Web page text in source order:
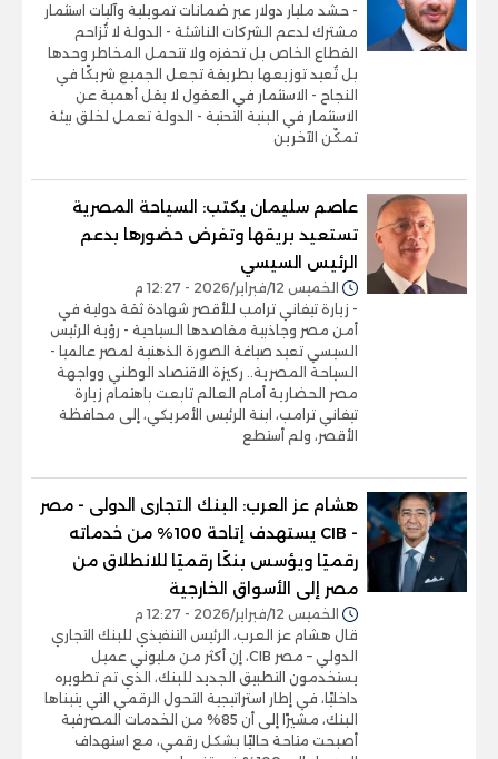
- حشد مليار دولار عبر ضمانات تمويلية وآليات استثمار
مشترك لدعم الشركات الناشئة - الدولة لا تُزاحم
القطاع الخاص بل تحفزه ولا تتحمل المخاطر وحدها
بل تُعيد توزيعها بطريقة تجعل الجميع شريكًا في
النجاح - الاستثمار في العقول لا يقل أهمية عن
الاستثمار في البنية التحتية - الدولة تعمل لخلق بيئة
تمكّن الآخرين
عاصم سليمان يكتب: السياحة المصرية
تستعيد بريقها وتفرض حضورها بدعم
الرئيس السيسي
الخميس 12/فبراير/2026 - 12:27 م
- زيارة تيفاني ترامب للأقصر شهادة ثقة دولية في
أمن مصر وجاذبية مقاصدها السياحية - رؤية الرئيس
السيسي تعيد صياغة الصورة الذهنية لمصر عالميا -
السياحة المصرية.. ركيزة الاقتصاد الوطني وواجهة
مصر الحضارية أمام العالم تابعت باهتمام زيارة
تيفاني ترامب، ابنة الرئيس الأمريكي، إلى محافظة
الأقصر، ولم أستطع
هشام عز العرب: البنك التجارى الدولى - مصر
- CIB يستهدف إتاحة 100% من خدماته
رقميًا ويؤسس بنكًا رقميًا للانطلاق من
مصر إلى الأسواق الخارجية
الخميس 12/فبراير/2026 - 12:27 م
قال هشام عز العرب، الرئيس التنفيذي للبنك التجاري
الدولي – مصر CIB، إن أكثر من مليوني عميل
يستخدمون التطبيق الجديد للبنك، الذي تم تطويره
داخليًا، في إطار استراتيجية التحول الرقمي التي يتبناها
البنك، مشيرًا إلى أن 85% من الخدمات المصرفية
أصبحت متاحة حاليًا بشكل رقمي، مع استهداف